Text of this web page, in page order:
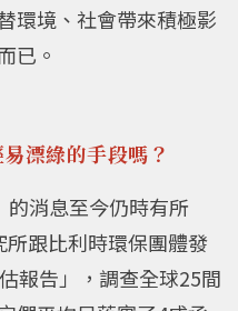
環境、社會帶來積極影
已。
漂綠的手段嗎？
消息至今仍時有所
跟比利時環保團體發
報告」，調查全球25間